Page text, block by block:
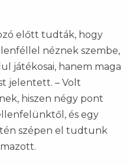
előtt tudták, hogy
néznek szembe,
játékosai, hanem maga
jelentett. – Volt
hiszen négy pont
és egy
szépen el tudtunk